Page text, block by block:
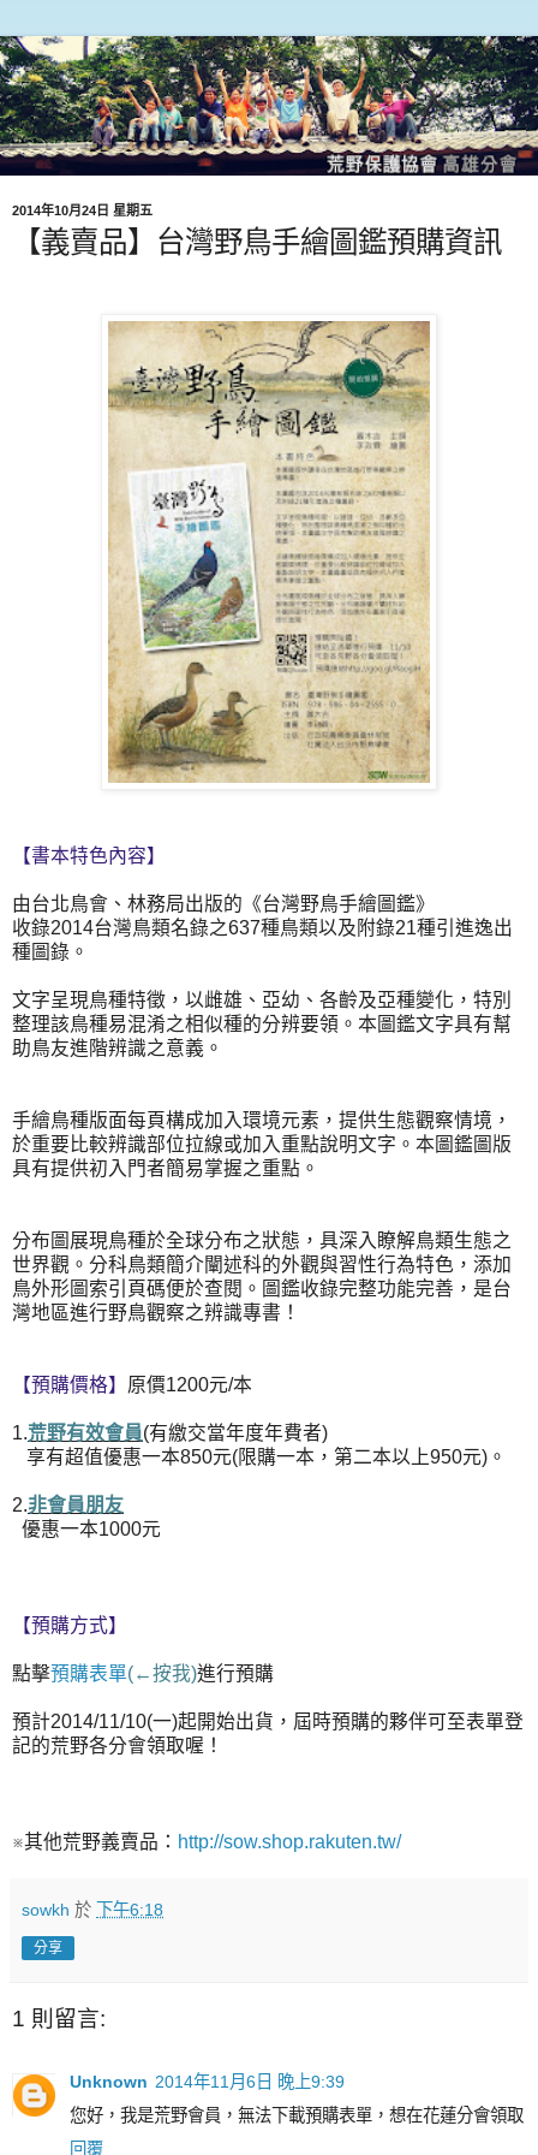
2014年10月24日 星期五
【義賣品】台灣野鳥手繪圖鑑預購資訊
【書本特色內容】
由台北鳥會、林務局出版的《台灣野鳥手繪圖鑑》
收錄2014台灣鳥類名錄之637種鳥類以及附錄21種引進逸出
種圖錄。
文字呈現鳥種特徵，以雌雄、亞幼、各齡及亞種變化，特別
整理該鳥種易混淆之相似種的分辨要領。本圖鑑文字具有幫
助鳥友進階辨識之意義。
手繪鳥種版面每頁構成加入環境元素，提供生態觀察情境，
於重要比較辨識部位拉線或加入重點說明文字。本圖鑑圖版
具有提供初入門者簡易掌握之重點。
分布圖展現鳥種於全球分布之狀態，具深入瞭解鳥類生態之
世界觀。分科鳥類簡介闡述科的外觀與習性行為特色，添加
鳥外形圖索引頁碼便於查閱。圖鑑收錄完整功能完善，是台
灣地區進行野鳥觀察之辨識專書！
【預購價格】 原價1200元/本
1.荒野有效會員(有繳交當年度年費者)
享有超值優惠一本850元(限購一本，第二本以上950元)。
2.非會員朋友
優惠一本1000元
【預購方式】
點擊預購表單(←按我)進行預購
預計2014/11/10(一)起開始出貨，屆時預購的夥伴可至表單登
記的荒野各分會領取喔！
※其他荒野義賣品： http://sow.shop.rakuten.tw/
sowkh 於 下午6:18
分享
1 則留言:
Unknown 2014年11月6日 晚上9:39
您好，我是荒野會員，無法下載預購表單，想在花蓮分會領取
回覆